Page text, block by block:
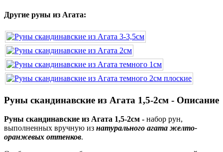
Другие руны из Агата:
Руны скандинавские из Агата 1,5-2см - Описание
Руны скандинавские из Агата 1,5-2см - набор рун,
выполненных вручную из натурального агата желто-
оранжевых оттенков.